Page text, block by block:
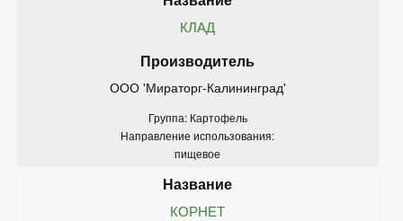
КЛАД
ООО 'Мираторг-Калининград'
Группа: Картофель
Направление использования:
пищевое
КОРНЕТ